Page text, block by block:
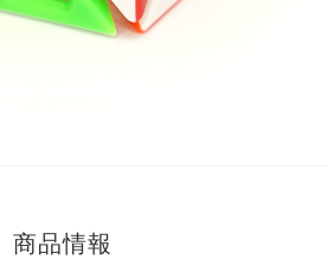
商品情報